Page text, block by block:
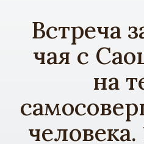
Встреча
чая с
на
человека.